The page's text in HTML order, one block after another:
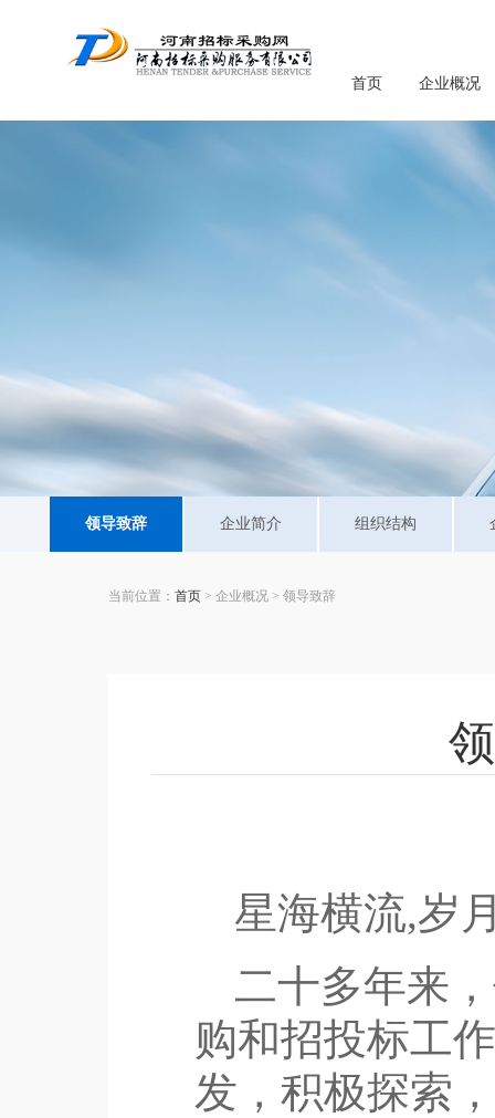
首页 企业概况
领导致辞 企业简介 组织结构
当前位置： 首页 > 企业概况 > 领导致辞
星海横流,岁
二十多年来
购和招投标工
发，积极探索